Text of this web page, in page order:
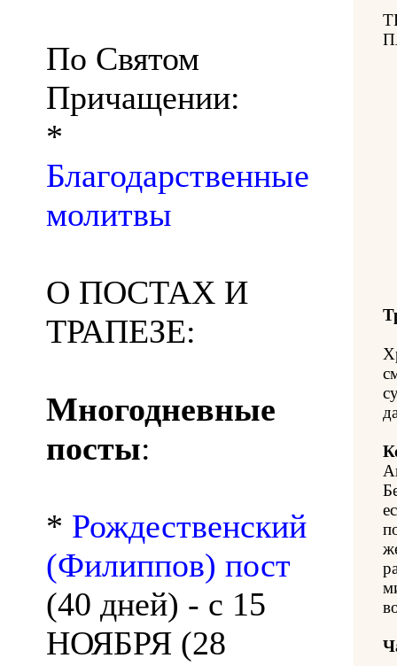
По Святом
Причащении:
*
Благодарственные
молитвы
О ПОСТАХ И
ТРАПЕЗЕ:
Многодневные
посты:
* Рождественский
(Филиппов) пост
(40 дней) - с 15
НОЯБРЯ (28